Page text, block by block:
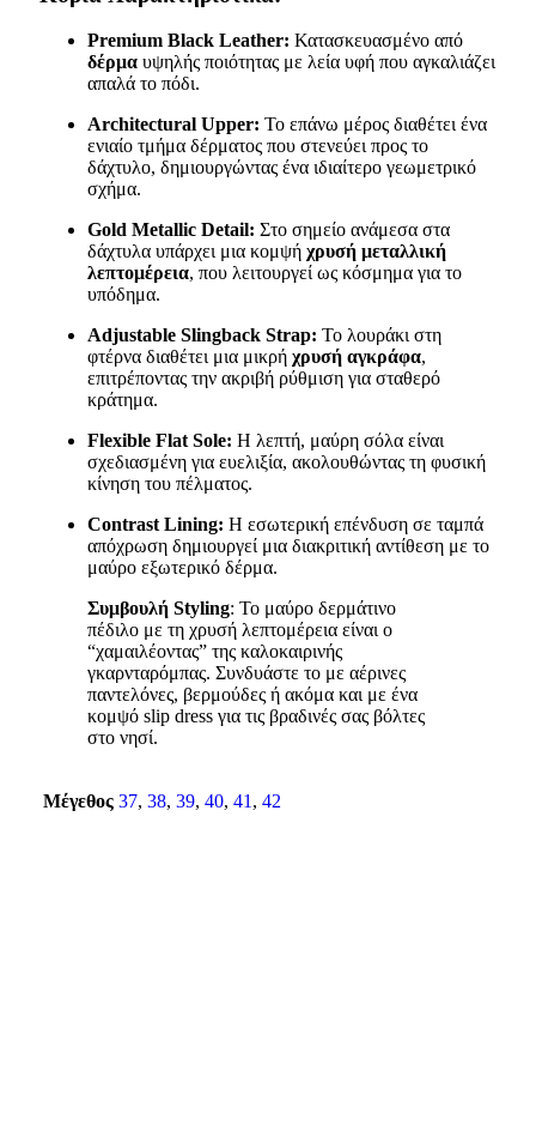
Premium Black Leather: Κατασκευασμένο από
δέρμα υψηλής ποιότητας με λεία υφή που αγκαλιάζει
απαλά το πόδι.
Architectural Upper: Το επάνω μέρος διαθέτει ένα
ενιαίο τμήμα δέρματος που στενεύει προς το
δάχτυλο, δημιουργώντας ένα ιδιαίτερο γεωμετρικό
σχήμα.
Gold Metallic Detail: Στο σημείο ανάμεσα στα
δάχτυλα υπάρχει μια κομψή χρυσή μεταλλική
λεπτομέρεια, που λειτουργεί ως κόσμημα για το
υπόδημα.
Adjustable Slingback Strap: Το λουράκι στη
φτέρνα διαθέτει μια μικρή χρυσή αγκράφα,
επιτρέποντας την ακριβή ρύθμιση για σταθερό
κράτημα.
Flexible Flat Sole: Η λεπτή, μαύρη σόλα είναι
σχεδιασμένη για ευελιξία, ακολουθώντας τη φυσική
κίνηση του πέλματος.
Contrast Lining: Η εσωτερική επένδυση σε ταμπά
απόχρωση δημιουργεί μια διακριτική αντίθεση με το
μαύρο εξωτερικό δέρμα.
Συμβουλή Styling: Το μαύρο δερμάτινο
πέδιλο με τη χρυσή λεπτομέρεια είναι ο
“χαμαιλέοντας” της καλοκαιρινής
γκαρνταρόμπας. Συνδυάστε το με αέρινες
παντελόνες, βερμούδες ή ακόμα και με ένα
κομψό slip dress για τις βραδινές σας βόλτες
στο νησί.
Μέγεθος 37, 38, 39, 40, 41 , 42